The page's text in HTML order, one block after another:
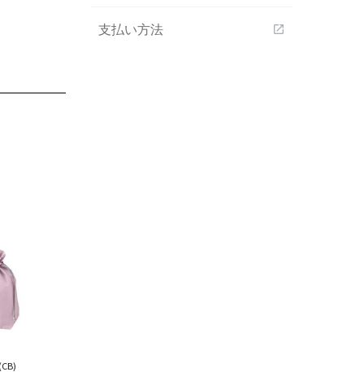
支払い方法 open_in_new